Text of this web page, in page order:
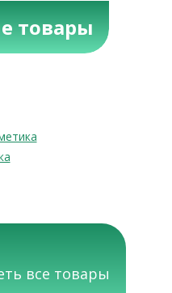
товары
все товары